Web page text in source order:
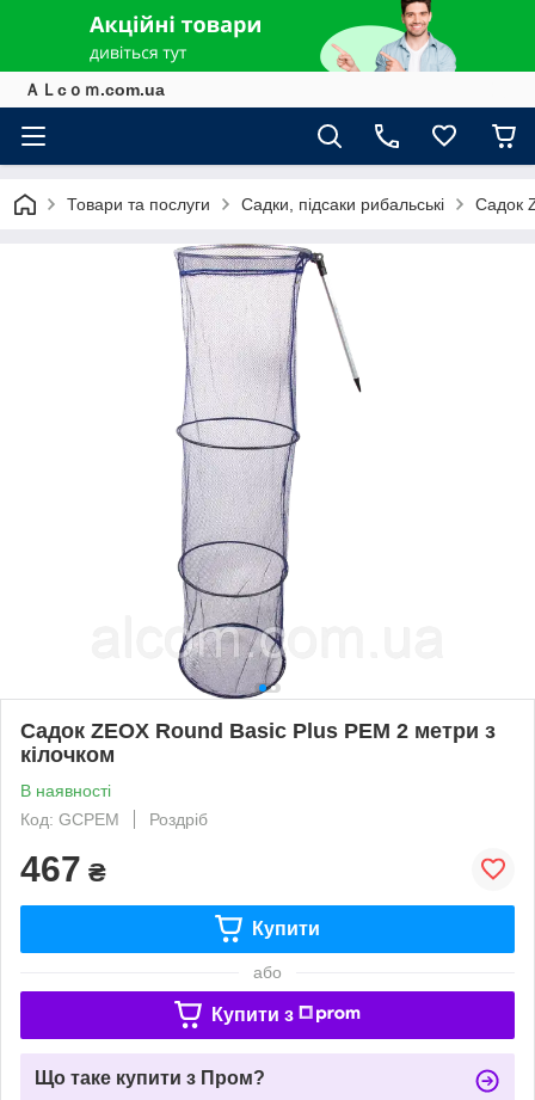
ＡＬcｏｍ.com.ua
Товари та послуги Садки, підсаки рибальські Садок
Садок ZEOX Round Basic Plus PEM 2 метри з
кілочком
В наявності
Код: GCPEM
Роздріб
467 ₴
Купити
або
Купити з
Що таке купити з Пром?